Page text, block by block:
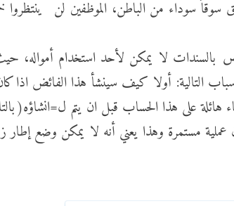
سوقاً سوداء من الباطن، الموظفين لن
التالية: أولا كيف سينشأ هذا الفائض
هائلة على هذا الحساب قبل ان يتم
مستمرة وهذا يعني أنه لا يمكن وضع إطار